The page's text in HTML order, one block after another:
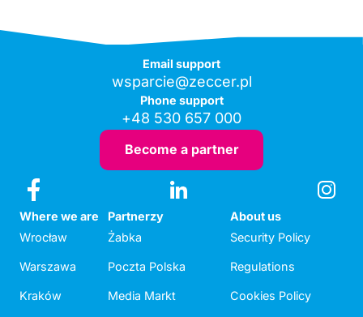
Email support
wsparcie@zeccer.pl
Phone support
+48 530 657 000
Become a partner
Where we are
Wrocław
Warszawa
Kraków
Partnerzy
Żabka
Poczta Polska
Media Markt
About us
Security Policy
Regulations
Cookies Policy